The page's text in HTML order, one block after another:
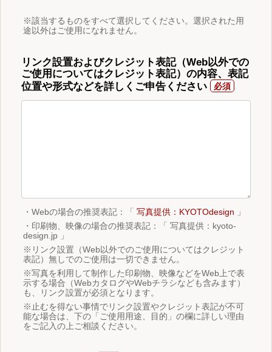
※該当するものをすべて選択してください。選択された用
途以外はご使用になれません。
リンク設置およびクレジット表記（Web以外での
ご使用についてはクレジット表記）の内容、表記
位置や形式などを詳しくご申告ください
・Webの場合の推奨表記：「 写真提供：KYOTOdesign 」
・印刷物、映像の場合の推奨表記：「 写真提供：kyoto-
design.jp 」
※リンク設置（Web以外でのご使用についてはクレジット
表記）無しでのご使用は一切できません。
※写真を利用して制作した印刷物、映像などをWeb上で表
示する場合（WebカタログやWebチラシなども含みます）
も、リンク設置が必須となります。
※止むを得ない事情でリンク設置やクレジット表記が不可
能な場合は、下の「ご使用用途、目的」の欄に詳しい理由
をご記入の上ご相談ください。